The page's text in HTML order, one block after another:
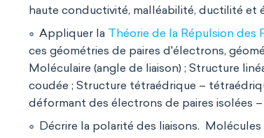
haute conductivité, malléabilité, ductilité et
Appliquer la Théorie de la Répulsion des
ces géométries de paires d'électrons,
Moléculaire (angle de liaison) ; Structure
coudée ; Structure tétraédrique –
déformant des électrons de paires isolées
Décrire la polarité des liaisons.